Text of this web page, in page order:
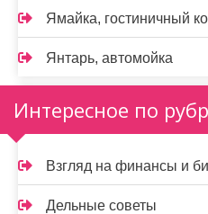
Ямайка, гостиничный
Янтарь, автомойка
Интересное по
Взгляд на финансы и
Дельные советы